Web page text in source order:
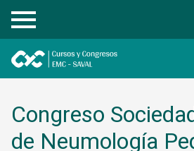
Registrarse
Congreso
de Neumología